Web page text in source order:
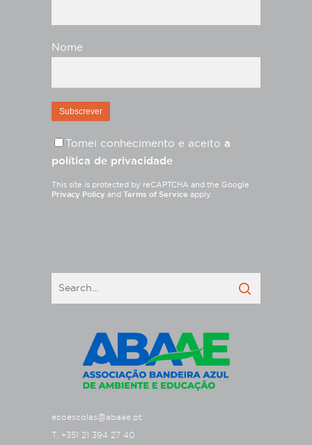
Nome
Tomei conhecimento e aceito a
política de privacidade
This site is protected by reCAPTCHA and the Google
Privacy Policy and Terms of Service apply.
ecoescolas@abaae.pt
T. +351 21 394 27 40